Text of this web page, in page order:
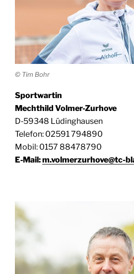
© Tim Bohr
Sport­war­tin
Mecht­hild Volmer-Zurhove
D‑59348 Lüding­hau­sen
Tele­fon: 02591 794890
Mobil: 0157 88478790
E‑Mail:m.volmerzurhove@tc-